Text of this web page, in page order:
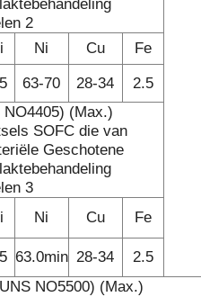
Ni Cu
Fe
63-70 28-34
2.5
(Max.)
Ni Cu Fe
63.0min 28-34
2.5
NO5500) (Max.)